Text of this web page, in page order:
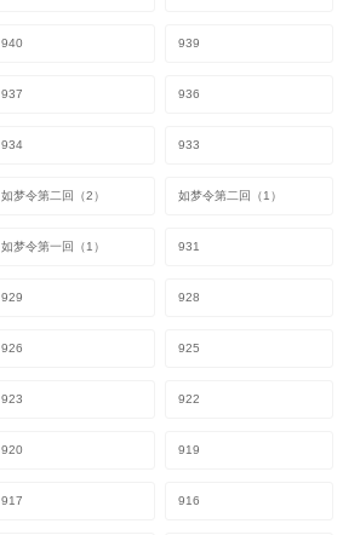
940 939
937 936
934 933
如梦令第二回（2） 如梦令第二回（1）
如梦令第一回（1） 931
929 928
926 925
923 922
920 919
917 916